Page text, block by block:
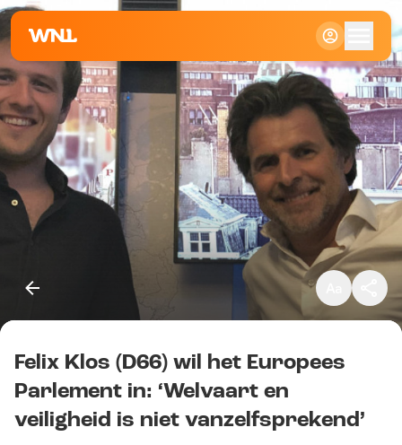
Klein
Standaard
Groot
Kopieer link
Felix Klos (D66) wil het Europees
Parlement in: ‘Welvaart en
veiligheid is niet vanzelfsprekend’